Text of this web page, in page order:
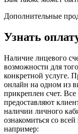
Дополнительные
Узнать
Наличие лицевого
возможности для
конкретной услуге.
онлайн на одном из
прикреплен счет.
предоставляют
наличии личного
ознакомиться со
например: